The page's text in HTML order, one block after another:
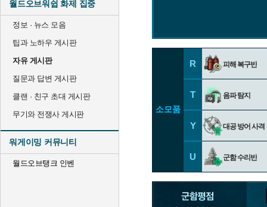
월드오브워쉽 화제 집중
정보 · 뉴스 모음
팁과 노하우 게시판
자유 게시판
질문과 답변 게시판
클랜 · 친구 초대 게시판
무기와 전쟁사 게시판
워게이밍 커뮤니티
월드오브탱크 인벤
소모품
R 피해 복구반
T 음파 탐지
Y 대공 방어 사격
U 군함 수리반